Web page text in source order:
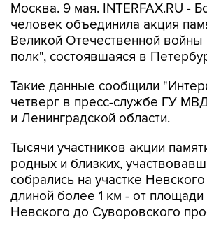
Москва. 9 мая. INTERFAX.RU -
человек объединила акция
Великой Отечественной
полк", состоявшаяся в
Такие данные сообщили
четверг в пресс-службе ГУ
и Ленинградской области.
Тысячи участников акции
родных и близких,
собрались на участке
длиной более 1 км - от
Невского до Суворовского